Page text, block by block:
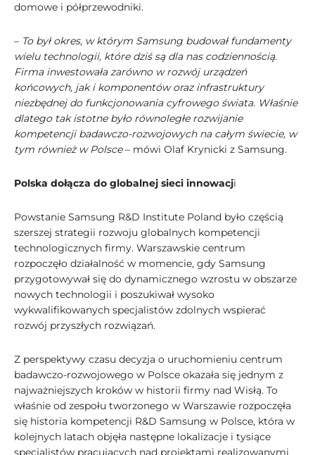
domowe i półprzewodniki.
– To był okres, w którym Samsung budował fundamenty
wielu technologii, które dziś są dla nas codziennością.
Firma inwestowała zarówno w rozwój urządzeń
końcowych, jak i komponentów oraz infrastruktury
niezbędnej do funkcjonowania cyfrowego świata. Właśnie
dlatego tak istotne było równoległe rozwijanie
kompetencji badawczo-rozwojowych na całym świecie, w
tym również w Polsce– mówi Olaf Krynicki z Samsung.
Polska dołącza do globalnej sieci innowacji
Powstanie Samsung R&D Institute Poland było częścią
szerszej strategii rozwoju globalnych kompetencji
technologicznych firmy. Warszawskie centrum
rozpoczęło działalność w momencie, gdy Samsung
przygotowywał się do dynamicznego wzrostu w obszarze
nowych technologii i poszukiwał wysoko
wykwalifikowanych specjalistów zdolnych wspierać
rozwój przyszłych rozwiązań.
Z perspektywy czasu decyzja o uruchomieniu centrum
badawczo-rozwojowego w Polsce okazała się jednym z
najważniejszych kroków w historii firmy nad Wisłą. To
właśnie od zespołu tworzonego w Warszawie rozpoczęła
się historia kompetencji R&D Samsung w Polsce, która w
kolejnych latach objęła następne lokalizacje i tysiące
specjalistów pracujących nad projektami realizowanymi